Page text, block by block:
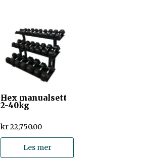
Hex manualsett
2-40kg
kr22,750.00
Les mer